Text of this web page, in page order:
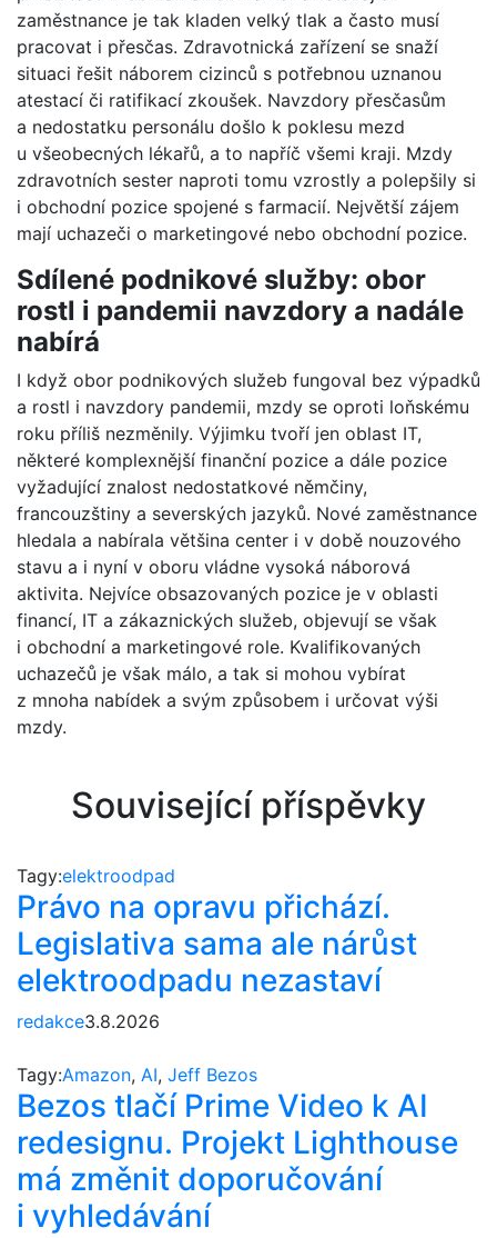
zaměstnance je tak kladen velký tlak a často musí
pracovat i přesčas. Zdravotnická zařízení se snaží
situaci řešit náborem cizinců s potřebnou uznanou
atestací či ratifikací zkoušek. Navzdory přesčasům
a nedostatku personálu došlo k poklesu mezd
u všeobecných lékařů, a to napříč všemi kraji. Mzdy
zdravotních sester naproti tomu vzrostly a polepšily si
i obchodní pozice spojené s farmacií. Největší zájem
mají uchazeči o marketingové nebo obchodní pozice.
Sdílené podnikové služby: obor
rostl i pandemii navzdory a nadále
nabírá
I když obor podnikových služeb fungoval bez výpadků
a rostl i navzdory pandemii, mzdy se oproti loňskému
roku příliš nezměnily. Výjimku tvoří jen oblast IT,
některé komplexnější finanční pozice a dále pozice
vyžadující znalost nedostatkové němčiny,
francouzštiny a severských jazyků. Nové zaměstnance
hledala a nabírala většina center i v době nouzového
stavu a i nyní v oboru vládne vysoká náborová
aktivita. Nejvíce obsazovaných pozice je v oblasti
financí, IT a zákaznických služeb, objevují se však
i obchodní a marketingové role. Kvalifikovaných
uchazečů je však málo, a tak si mohou vybírat
z mnoha nabídek a svým způsobem i určovat výši
mzdy.
Související příspěvky
Tagy:elektroodpad
Právo na opravu přichází.
Legislativa sama ale nárůst
elektroodpadu nezastaví
redakce3.8.2026
Tagy:Amazon, AI, Jeff Bezos
Bezos tlačí Prime Video k AI
redesignu. Projekt Lighthouse
má změnit doporučování
i vyhledávání